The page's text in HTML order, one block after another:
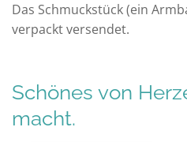
Das Schmuckstück (ein
verpackt versendet.
Schönes von
macht.